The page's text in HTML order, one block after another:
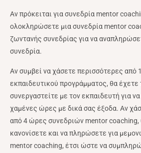
Αν πρόκειται για συνεδρία mentor
ολοκληρώσετε μια συνεδρία mentor
ζωντανής συνεδρίας για να
συνεδρία.
Αν συμβεί να χάσετε περισσότερες από
εκπαιδευτικού προγράμματος, θα έχετε
συνεργαστείτε με τον εκπαιδευτή για
χαμένες ώρες με δικά σας έξοδα. Αν
από 4 ώρες συνεδριών mentor coaching,
κανονίσετε και να πληρώσετε για
mentor coaching, έτσι ώστε να